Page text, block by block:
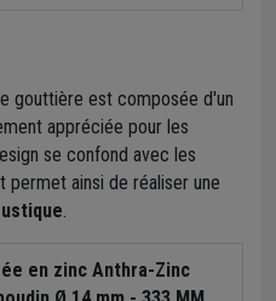
gouttière est composée d'un
appréciée pour les
se confond avec les
ainsi de réaliser une
en zinc Anthra-Zinc